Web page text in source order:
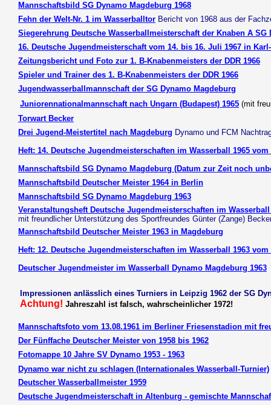
Mannschaftsbild SG Dynamo Magdeburg 1968
Fehn der Welt-Nr. 1 im Wasserballtor Bericht von 1968 aus der
Siegerehrung Deutsche Wasserballmeisterschaft der Knaben A SG
16. Deutsche Jugendmeisterschaft vom 14. bis 16. Juli 1967 in
Zeitungsbericht und Foto zur 1. B-Knabenmeisters der DDR 1966
Spieler und Trainer des 1. B-Knabenmeisters der DDR 1966
Jugendwasserballmannschaft der SG Dynamo Magdeburg
Juniorennationalmannschaft nach Ungarn (Budapest) 1965 (mit
Torwart Becker
Drei Jugend-Meistertitel nach Magdeburg Dynamo und FCM
Heft: 14. Deutsche Jugendmeisterschaften im Wasserball 1965
Mannschaftsbild SG Dynamo Magdeburg (Datum zur Zeit noch
Mannschaftsbild Deutscher Meister 1964 in Berlin
Mannschaftsbild SG Dynamo Magdeburg 1963
Veranstaltungsheft Deutsche Jugendmeisterschaften im
mit freundlicher Unterstützung des Sportfreundes Günter (Zange)
Mannschaftsbild Deutscher Meister 1963 in Magdeburg
Heft: 12. Deutsche Jugendmeisterschaften im Wasserball 1963
Deutscher Jugendmeister im Wasserball Dynamo Magdeburg 1963
Impressionen anlässlich eines Turniers in Leipzig 1962 der SG
Achtung! Jahreszahl ist falsch, wahrscheinlicher 1972!
Mannschaftsfoto vom 13.08.1961 im Berliner Friesenstadion mit
Der Fünffache Deutscher Meister von 1958 bis 1962
Fotomappe 10 Jahre SV Dynamo 1953 - 1963
Dynamo war nicht zu schlagen (Internationales Wasserball-Turnier)
Deutscher Wasserballmeister 1959
Deutsche Jugendmeisterschaft in Altenburg - gemischte